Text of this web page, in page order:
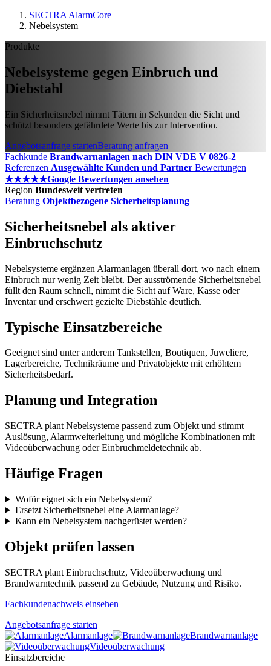
SECTRA AlarmCore
Nebelsystem
Produkte
Nebelsysteme gegen Einbruch und
Diebstahl
Ein Sicherheitsnebel nimmt Tätern in Sekunden die Sicht und
schützt besonders gefährdete Werte bis zur Intervention.
Angebotsanfrage startenBeratung anfragen
Fachkunde Brandwarnanlagen nach DIN VDE V 0826-2
Referenzen Ausgewählte Kunden und Partner Bewertungen
★★★★★Google Bewertungen ansehen
Region Bundesweit vertreten
Beratung Objektbezogene Sicherheitsplanung
Sicherheitsnebel als aktiver
Einbruchschutz
Nebelsysteme ergänzen Alarmanlagen überall dort, wo nach einem
Einbruch nur wenig Zeit bleibt. Der ausströmende Sicherheitsnebel
füllt den Raum schnell, nimmt die Sicht auf Ware, Kasse oder
Inventar und erschwert gezielte Diebstähle deutlich.
Typische Einsatzbereiche
Geeignet sind unter anderem Tankstellen, Boutiquen, Juweliere,
Lagerbereiche, Technikräume und Privatobjekte mit erhöhtem
Sicherheitsbedarf.
Planung und Integration
SECTRA plant Nebelsysteme passend zum Objekt und stimmt
Auslösung, Alarmweiterleitung und mögliche Kombinationen mit
Videoüberwachung oder Einbruchmeldetechnik ab.
Häufige Fragen
Wofür eignet sich ein Nebelsystem?
Ersetzt Sicherheitsnebel eine Alarmanlage?
Kann ein Nebelsystem nachgerüstet werden?
Objekt prüfen lassen
SECTRA plant Einbruchschutz, Videoüberwachung und
Brandwarntechnik passend zu Gebäude, Nutzung und Risiko.
Fachkundenachweis einsehen
Angebotsanfrage starten
Alarmanlage
Brandwarnanlage
Videoüberwachung
Einsatzbereiche